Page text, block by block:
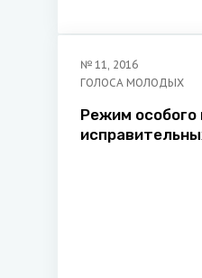
№ 11, 2016
ГОЛОСА МОЛОДЫХ
Режим особого